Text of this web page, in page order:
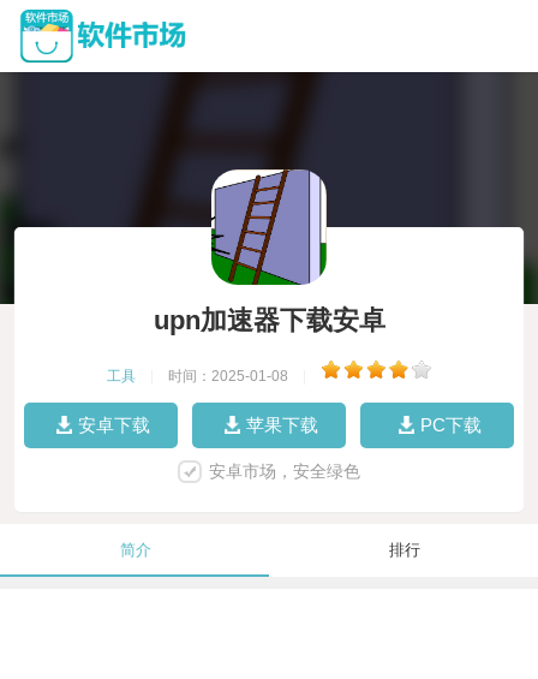
upn加速器下载安卓
工具 时间：2025-01-08
安卓下载 苹果下载 PC下载
安卓市场，安全绿色
简介 排行